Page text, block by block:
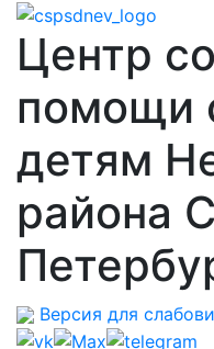
Центр
помощи
детям
района
Версия для